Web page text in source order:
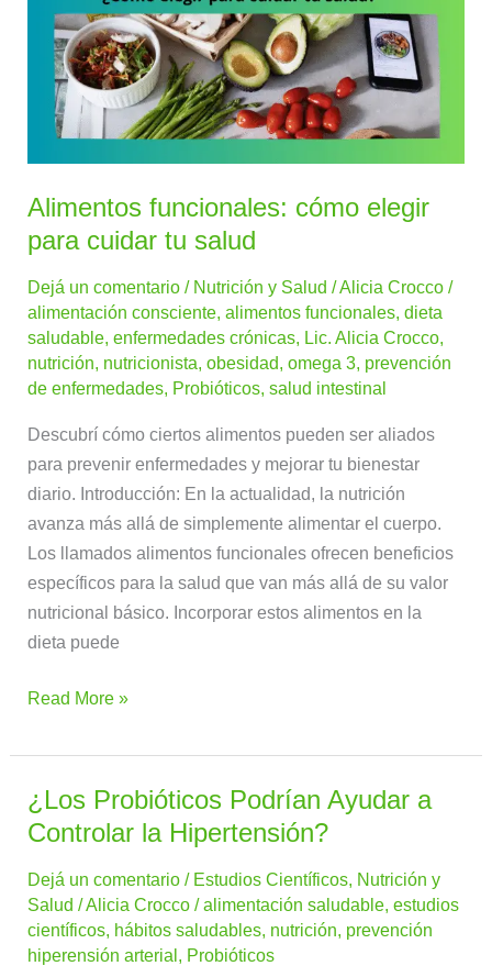
Alimentos funcionales: cómo elegir
para cuidar tu salud
Dejá un comentario / Nutrición y Salud /Alicia Crocco/
alimentación consciente,alimentos funcionales,dieta
saludable,enfermedades crónicas, Lic. Alicia Crocco,
nutrición, nutricionista,obesidad,omega 3, prevención
de enfermedades, Probióticos,salud intestinal
Descubrí cómo ciertos alimentos pueden ser aliados
para prevenir enfermedades y mejorar tu bienestar
diario. Introducción: En la actualidad, la nutrición
avanza más allá de simplemente alimentar el cuerpo.
Los llamados alimentos funcionales ofrecen beneficios
específicos para la salud que van más allá de su valor
nutricional básico. Incorporar estos alimentos en la
dieta puede
elegir
para
cuidar
salud
Read More »
¿Los Probióticos Podrían Ayudar a
Controlar la Hipertensión?
Dejá un comentario / Estudios Científicos, Nutrición y
Salud /Alicia Crocco/alimentación saludable,estudios
científicos, hábitos saludables, nutrición, prevención
hiperensión arterial, Probióticos
¿Los
Probióticos
Ayudar
a
Controlar